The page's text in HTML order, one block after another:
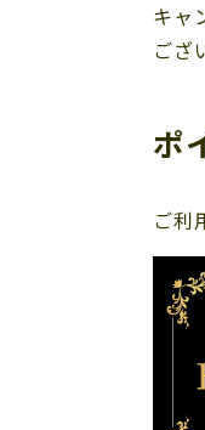
キャ
ござ
ポ
ご利